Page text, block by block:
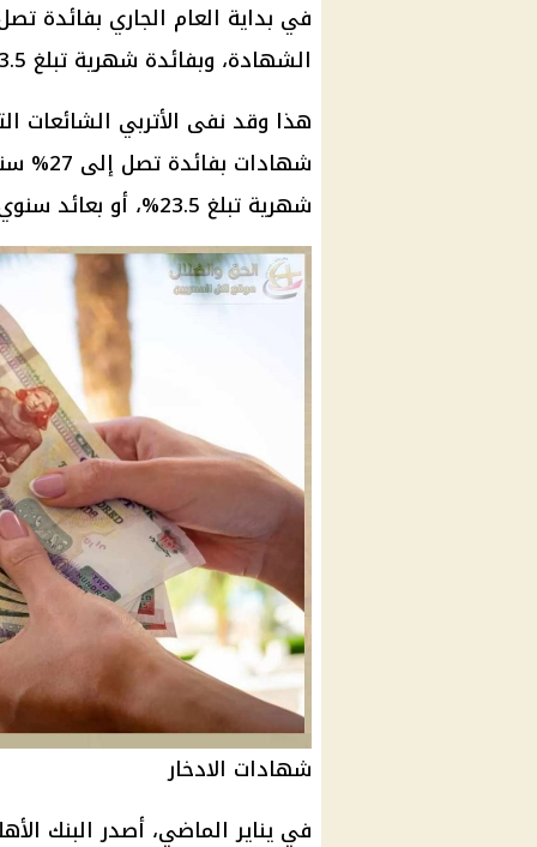
الشهادة، وبفائدة شهرية تبلغ 23.5%، أو بعائد سنوي 23% يُصرف يوميًا.
هذا وقد نفى الأتربي الشائعات
شهرية تبلغ 23.5%، أو بعائد سنوي 23% يُصرف يوميًا ذات الفائدة المرتفعة.
شهادات الادخار
في يناير الماضي، أصدر البنك